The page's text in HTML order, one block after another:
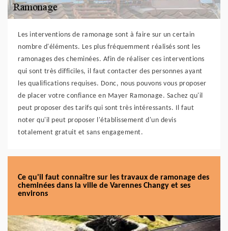
Les interventions de ramonage sont à faire sur un certain
nombre d'éléments. Les plus fréquemment réalisés sont les
ramonages des cheminées. Afin de réaliser ces interventions
qui sont très difficiles, il faut contacter des personnes ayant
les qualifications requises. Donc, nous pouvons vous proposer
de placer votre confiance en Mayer Ramonage. Sachez qu'il
peut proposer des tarifs qui sont très intéressants. Il faut
noter qu'il peut proposer l'établissement d'un devis
totalement gratuit et sans engagement.
Ce qu'il faut connaître sur les travaux de ramonage des
cheminées dans la ville de Varennes Changy et ses
environs